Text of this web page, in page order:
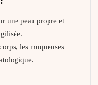
une peau propre et
les muqueuses